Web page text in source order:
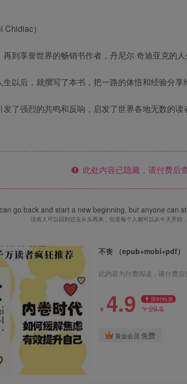
）
到享誉世界的畅销书作者，丹尼尔·奇迪亚克的人
以后，就撰写了本书，把一路的体悟和经验分享
了强烈的共鸣和反响，启发了世界各地无数的读
此处内容已隐藏，请付费后
go back and start a new beginning, but anyone can
没有人可以回到过去从头再来，但是每个人都可以从今天开始
不丧 （epub+mobi+pdf）
此内容为付费阅读，请付费后
￥ 4.9 限时特惠
￥29.9
黄金会员 免费